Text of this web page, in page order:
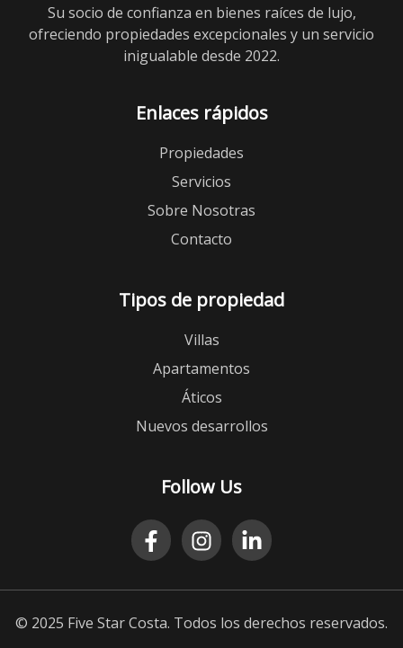
Su socio de confianza en bienes raíces de lujo,
ofreciendo propiedades excepcionales y un servicio
inigualable desde 2022.
Enlaces rápidos
Propiedades
Servicios
Sobre Nosotras
Contacto
Tipos de propiedad
Villas
Apartamentos
Áticos
Nuevos desarrollos
Follow Us
© 2025 Five Star Costa. Todos los derechos reservados.